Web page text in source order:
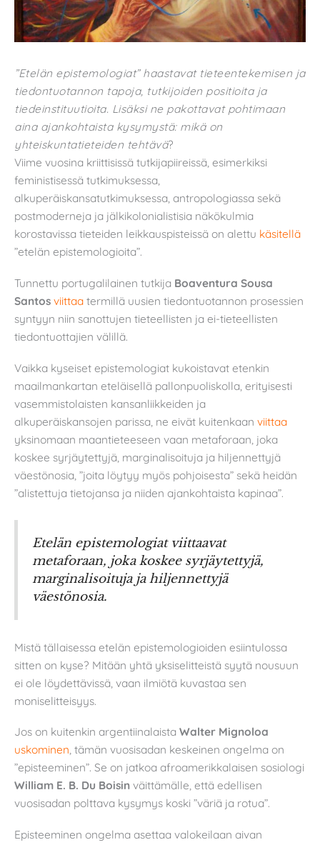
”Etelän epistemologiat” haastavat tieteentekemisen ja
tiedontuotannon tapoja, tutkijoiden positioita ja
tiedeinstituutioita. Lisäksi ne pakottavat pohtimaan
aina ajankohtaista kysymystä: mikä on
yhteiskuntatieteiden tehtävä?
Viime vuosina kriittisissä tutkijapiireissä, esimerkiksi
feministisessä tutkimuksessa,
alkuperäiskansatutkimuksessa, antropologiassa sekä
postmoderneja ja jälkikolonialistisia näkökulmia
korostavissa tieteiden leikkauspisteissä on alettu käsitellä
”etelän epistemologioita”.
Tunnettu portugalilainen tutkija Boaventura Sousa
Santos viittaa termillä uusien tiedontuotannon prosessien
syntyyn niin sanottujen tieteellisten ja ei-tieteellisten
tiedontuottajien välillä.
Vaikka kyseiset epistemologiat kukoistavat etenkin
maailmankartan eteläisellä pallonpuoliskolla, erityisesti
vasemmistolaisten kansanliikkeiden ja
alkuperäiskansojen parissa, ne eivät kuitenkaan viittaa
yksinomaan maantieteeseen vaan metaforaan, joka
koskee syrjäytettyjä, marginalisoituja ja hiljennettyjä
väestönosia, ”joita löytyy myös pohjoisesta” sekä heidän
”alistettuja tietojansa ja niiden ajankohtaista kapinaa”.
Etelän epistemologiat viittaavat
metaforaan, joka koskee syrjäytettyjä,
marginalisoituja ja hiljennettyjä
väestönosia.
Mistä tällaisessa etelän epistemologioiden esiintulossa
sitten on kyse? Mitään yhtä yksiselitteistä syytä nousuun
ei ole löydettävissä, vaan ilmiötä kuvastaa sen
moniselitteisyys.
Jos on kuitenkin argentiinalaista Walter Mignoloa
uskominen, tämän vuosisadan keskeinen ongelma on
”episteeminen”. Se on jatkoa afroamerikkalaisen sosiologi
William E. B. Du Boisin väittämälle, että edellisen
vuosisadan polttava kysymys koski ”väriä ja rotua”.
Episteeminen ongelma asettaa valokeilaan aivan